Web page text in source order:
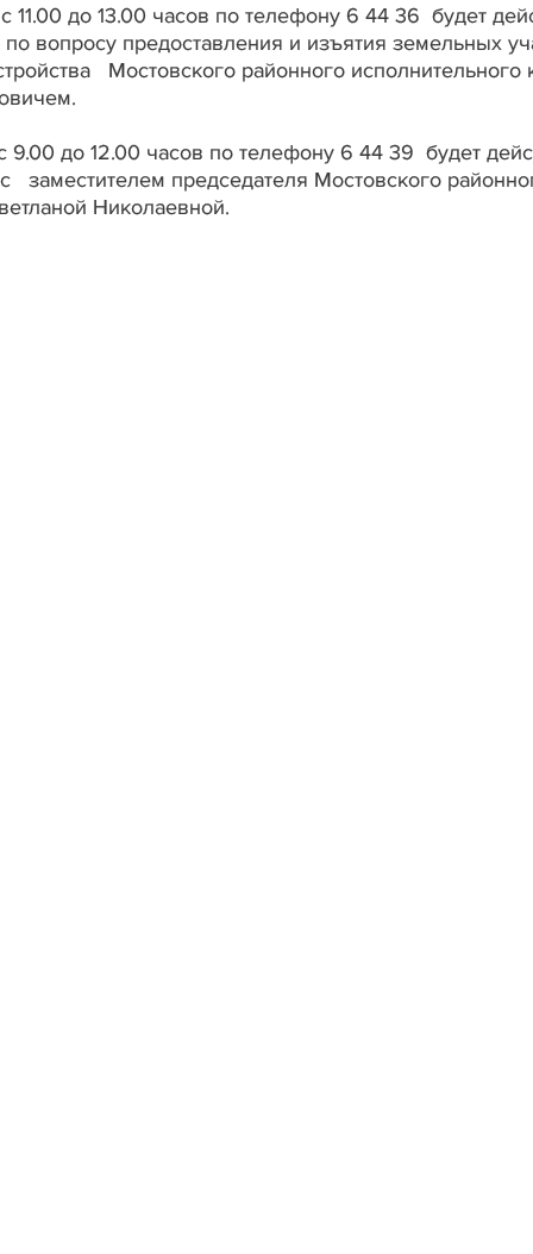
до 13.00 часов по телефону 6 44 36 будет
вопросу предоставления и изъятия земельных
Мостовского районного
до 12.00 часов по телефону 6 44 39 будет
заместителем председателя Мостовского
Николаевной.